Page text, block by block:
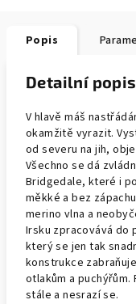
Popis
Detailní
V hlavě máš
okamžitě vyrazit.
od severu na jih,
Všechno se dá
Bridgedale, které i
měkké a bez
merino vlna a
Irsku zpracovává do
který se jen tak
konstrukce
otlakům a
stále a nesrazí se.